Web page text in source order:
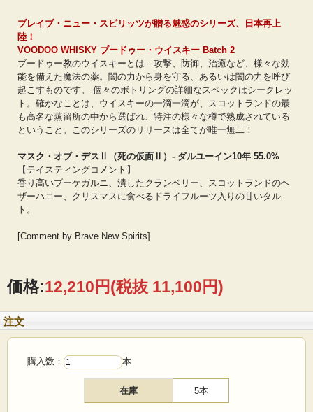
ブレイブ・ニュー・スピリッツが贈る魅惑のシリーズ、日本再上
陸！
VOODOO WHISKY ブードゥー・ウイスキー Batch 2
ブードゥー教のウイスキーとは…攻撃、防御、治癒など、様々な効
能を備えた魔法の薬。闇の力から身を守る、あるいは闇の力を呼び
起こすものです。 個々のボトリングの詳細なスペックはシークレッ
ト。確かなことは、ウイスキーの一滴一滴が、スコットランドの最
も高名な蒸留所の中から選ばれ、特注の様々な樽で熟成されている
ということ。このシリーズのリリースは全てが唯一無二！
マスク・オブ・デスⅡ（死の仮面Ⅱ）- ダルユーイン10年 55.0%
【テイスティングコメント】
香り高いブーケガルニ、潰したクランベリー、スコットランドのヘ
ザーハニー、クリスマスに食べるドライフルーツ入りの甘いタル
ト。
[Comment by Brave New Spirits]
価格:12,210円(税抜 11,100円)
注文
購入数： 本
在庫 5本